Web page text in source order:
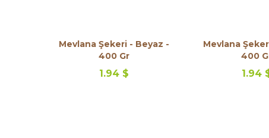
Mevlana Şekeri - Beyaz -
400 Gr
1.94 $
Mevlana
400
1.94